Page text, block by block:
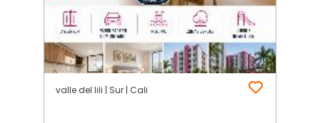
valle del lili | Sur | Cali